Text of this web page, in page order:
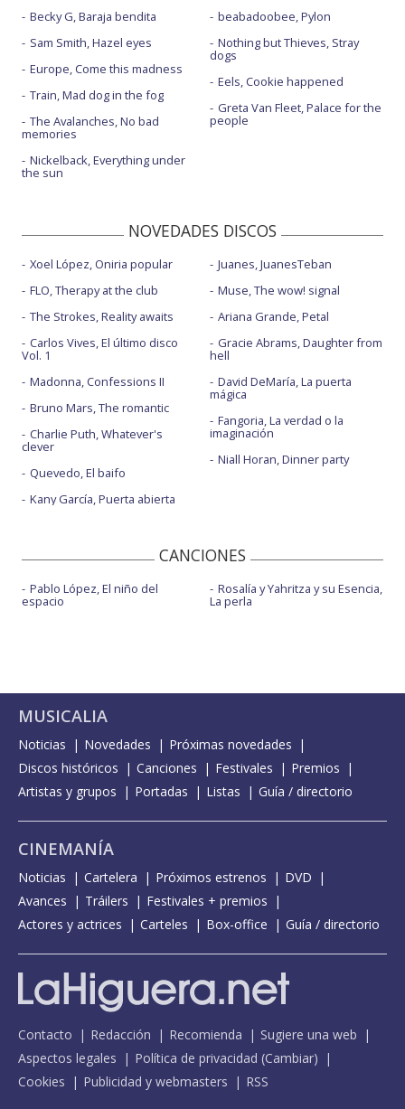
Becky G, Baraja bendita
Sam Smith, Hazel eyes
Europe, Come this madness
Train, Mad dog in the fog
The Avalanches, No bad
memories
Nickelback, Everything under
the sun
beabadoobee, Pylon
Nothing but Thieves, Stray
dogs
Eels, Cookie happened
Greta Van Fleet, Palace for the
people
NOVEDADES DISCOS
Xoel López, Oniria popular
FLO, Therapy at the club
The Strokes, Reality awaits
Carlos Vives, El último disco
Vol. 1
Madonna, Confessions II
Bruno Mars, The romantic
Charlie Puth, Whatever's
clever
Quevedo, El baifo
Kany García, Puerta abierta
Juanes, JuanesTeban
Muse, The wow! signal
Ariana Grande, Petal
Gracie Abrams, Daughter from
hell
David DeMaría, La puerta
mágica
Fangoria, La verdad o la
imaginación
Niall Horan, Dinner party
CANCIONES
Pablo López, El niño del
espacio
Rosalía y Yahritza y su Esencia,
La perla
MUSICALIA
Noticias Novedades
Próximas novedades
Discos históricos
Canciones Festivales
Premios
Artistas y grupos
Portadas Listas Guía / directorio
CINEMANÍA
Noticias Cartelera Próximos estrenos
DVD
Avances
Tráilers
Festivales + premios
Actores y actrices
Carteles Box-office Guía / directorio
Contacto Redacción Recomienda
Sugiere una web
Aspectos legales
Política de privacidad (Cambiar)
Cookies
Publicidad y webmasters RSS